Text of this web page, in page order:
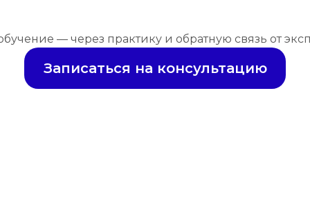
— через практику и обратную связь от
Записаться на консультацию